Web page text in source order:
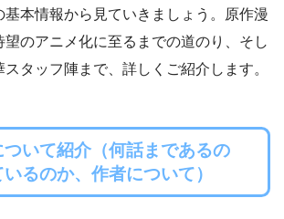
基本情報から見ていきましょう。原作漫
のアニメ化に至るまでの道のり、そし
タッフ陣まで、詳しくご紹介します。
ついて紹介（何話まであるの
るのか、作者について）